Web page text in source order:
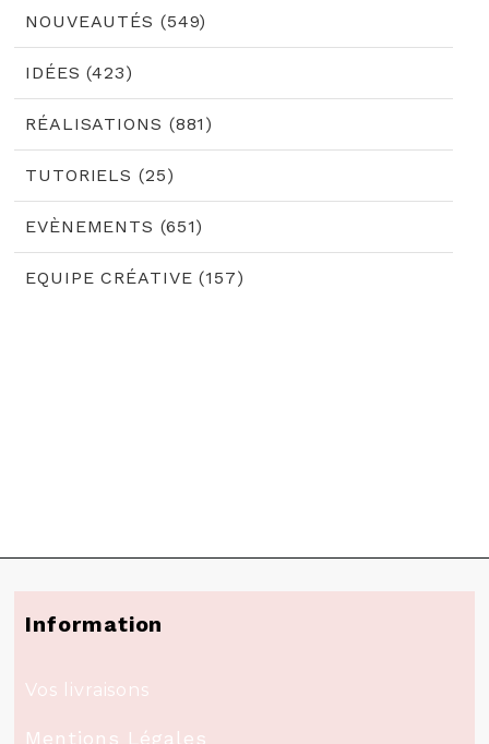
NOUVEAUTÉS (549)
IDÉES (423)
RÉALISATIONS (881)
TUTORIELS (25)
EVÈNEMENTS (651)
EQUIPE CRÉATIVE (157)
Information
Vos livraisons
Mentions Légales